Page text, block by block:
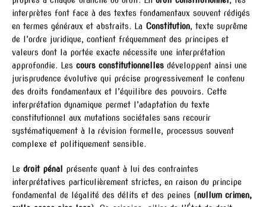
interprètes font face à des textes fondamentaux souvent rédigés
en termes généraux et abstraits. La Constitution, texte suprême
de l’ordre juridique, contient fréquemment des principes et
valeurs dont la portée exacte nécessite une interprétation
approfondie. Les cours constitutionnelles développent ainsi une
jurisprudence évolutive qui précise progressivement le contenu
des droits fondamentaux et l’équilibre des pouvoirs. Cette
interprétation dynamique permet l’adaptation du texte
constitutionnel aux mutations sociétales sans recourir
systématiquement à la révision formelle, processus souvent
complexe et politiquement sensible.
Le droit pénal
présente quant à lui des contraintes
interprétatives particulièrement strictes, en raison du principe
fondamental de légalité des délits et des peines (nullum crimen,